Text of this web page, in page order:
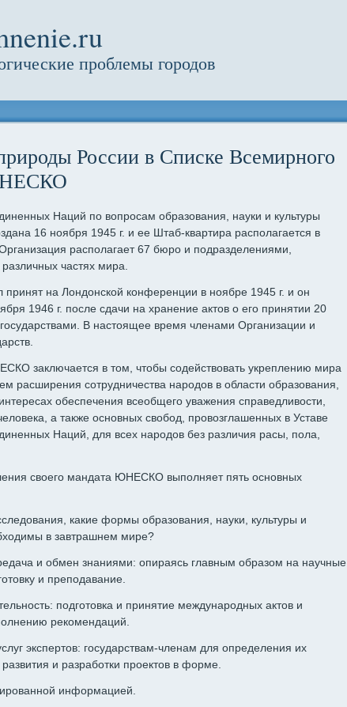
проблемы городов
России в Списке Всемирного
Наций по вопросам образования, науки и культуры
16 ноября 1945 г. и ее Штаб-квартира располагается в
располагает 67 бюро и подразделениями,
частях мира.
на Лондонской конференции в ноябре 1945 г. и он
1946 г. после сдачи на хранение актов о его принятии 20
В настоящее время членами Организации и
заключается в том, чтобы содействовать укреплению мира
расширения сотрудничества народов в области образования,
обеспечения всеобщего уважения справедливости,
а также основных свобод, провозглашенных в Уставе
Наций, для всех народов без различия расы, пола,
своего мандата ЮНЕСКО выполняет пять основных
какие формы образования, науки, культуры и
в завтрашнем мире?
и обмен знаниями: опираясь главным образом на научные
и преподавание.
подготовка и принятие международных актов и
рекомендаций.
экспертов: государствам-членам для определения их
и разработки проектов в форме.
информацией.